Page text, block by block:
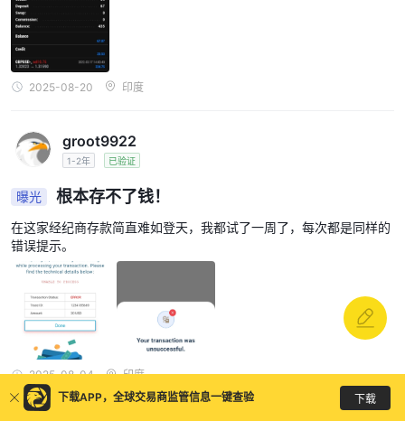
2025-08-20 印度
groot9922
1-2年 已验证
曝光 根本存不了钱！
在这家经纪商存款简直难如登天，我都试了一周了，每次都是同样的
错误提示。
2025-08-04 印度
下载APP，全球交易商监管信息一键查验 下载